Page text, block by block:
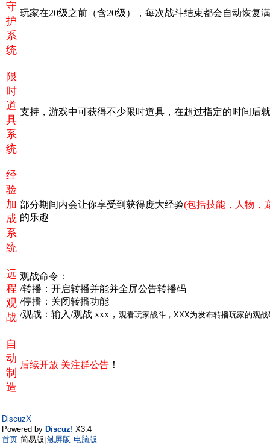
守
护
系
统
玩家在20级之前（含20级），每次战斗结束都会自动恢复
限
时
道
具
系
统
支持，游戏中可获得不少限时道具，在超过指定的时间后
经
验
加
成
系
统
部分期间内会让你享受到获得庞大经验(包括技能，人物，
的乐趣
远
程
观
战
观战命令：
/转播：开启转播并能并全屏公告转播码
/停播：关闭转播功能
/观战：输入/观战 xxx， 观看玩家战斗，XXX为发布转播玩家的观战
自
动
制
造
后续开放 关注群公告 ！
DiscuzX
Powered by Discuz! X3.4
首页 简易版 触屏版 电脑版